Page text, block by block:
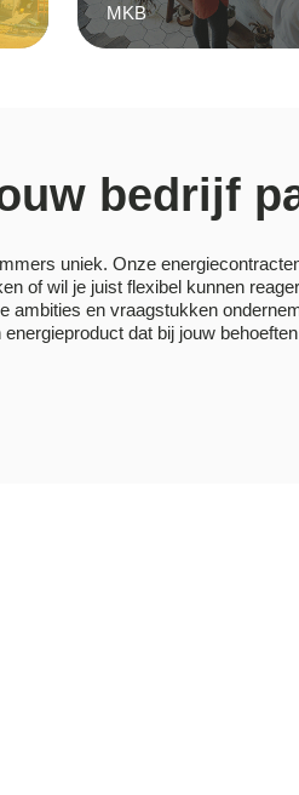
MKB
bedrijf
uniek. Onze
of wil je juist flexibel kunnen
ambities en vraagstukken
dat bij jouw